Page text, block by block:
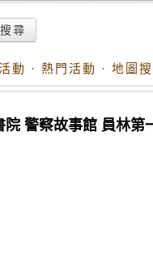
尋
動 · 熱門活動 · 地圖
警察故事館 員林